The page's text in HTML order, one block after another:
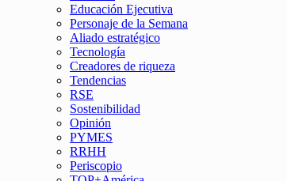
Educación Ejecutiva
Personaje de la Semana
Aliado estratégico
Tecnología
Creadores de riqueza
Tendencias
RSE
Sostenibilidad
Opinión
PYMES
RRHH
Periscopio